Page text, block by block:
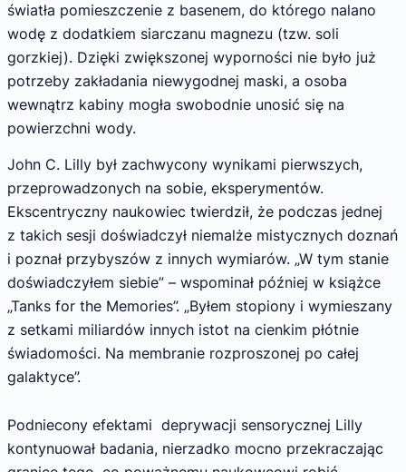
światła pomieszczenie z basenem, do którego nalano
wodę z dodatkiem siarczanu magnezu (tzw. soli
gorzkiej). Dzięki zwiększonej wyporności nie było już
potrzeby zakładania niewygodnej maski, a osoba
wewnątrz kabiny mogła swobodnie unosić się na
powierzchni wody.
John C. Lilly był zachwycony wynikami pierwszych,
przeprowadzonych na sobie, eksperymentów.
Ekscentryczny naukowiec twierdził, że podczas jednej
z takich sesji doświadczył niemalże mistycznych doznań
i poznał przybyszów z innych wymiarów. „W tym stanie
doświadczyłem siebie” – wspominał później w książce
„Tanks for the Memories”. „Byłem stopiony i wymieszany
z setkami miliardów innych istot na cienkim płótnie
świadomości. Na membranie rozproszonej po całej
galaktyce”.
Podniecony efektami deprywacji sensorycznej Lilly
kontynuował badania, nierzadko mocno przekraczając